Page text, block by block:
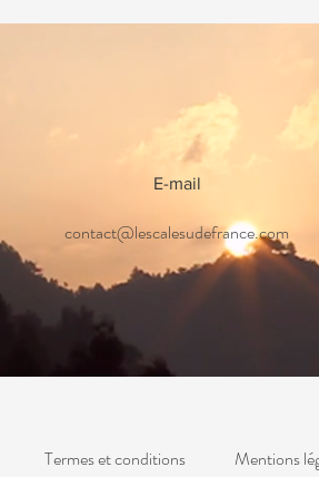
E-mail
contact@lescalesudefrance.com
Termes et conditions Mentions